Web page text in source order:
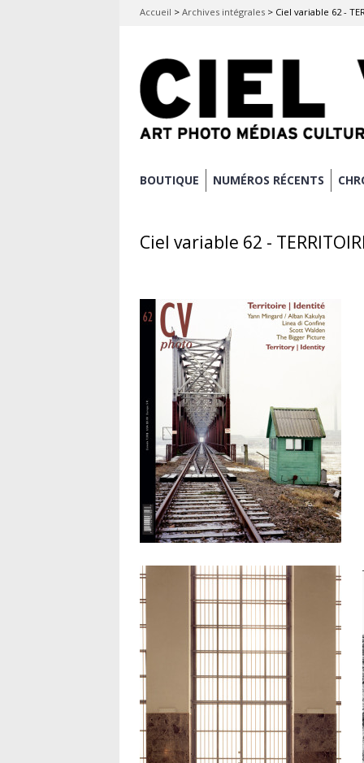
Accueil > Archives intégrales > Ciel variable 62 -
Aller
principal
BOUTIQUE NUMÉROS RÉCENTS
Ciel variable 62 -